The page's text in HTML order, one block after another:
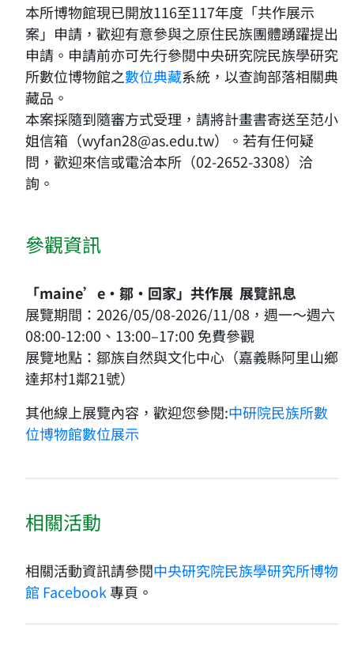
本所博物館現已開放116至117年度「共作展示
案」申請，歡迎有意參與之原住民族團體踴躍提出
申請。申請前亦可先行參閱中央研究院民族學研究
所數位博物館之數位典藏系統，以查詢部落相關典
藏品。
本案採隨到隨審方式受理，請將計畫書寄送至范小
姐信箱（wyfan28@as.edu.tw）。若有任何疑
問，歡迎來信或電洽本所（02-2652-3308）洽
詢。
參觀資訊
「maine’e・鄒・回家」共作展​ 展覽訊息
展覽期間：2026/05/08-2026/11/08，週一～週六
08:00-12:00、13:00–17:00 免費參觀
展覽地點：鄒族自然與文化中心（嘉義縣阿里山鄉
達邦村1鄰21號）
其他線上展覽內容，歡迎您參閱:中研院民族所數
位博物館數位展示
相關活動
相關活動資訊請參閱中央研究院民族學研究所博物
館 Facebook專頁。